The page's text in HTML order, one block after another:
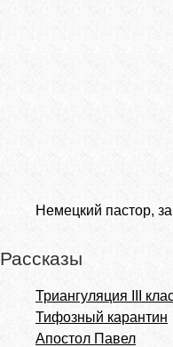
Немецкий пастор,
Рассказы
Триангуляция III
Тифозный карантин
Апостол Павел